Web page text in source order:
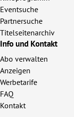
Eventsuche
Partnersuche
Titelseitenarchiv
Info und Kontakt
Abo verwalten
Anzeigen
Werbetarife
FAQ
Kontakt